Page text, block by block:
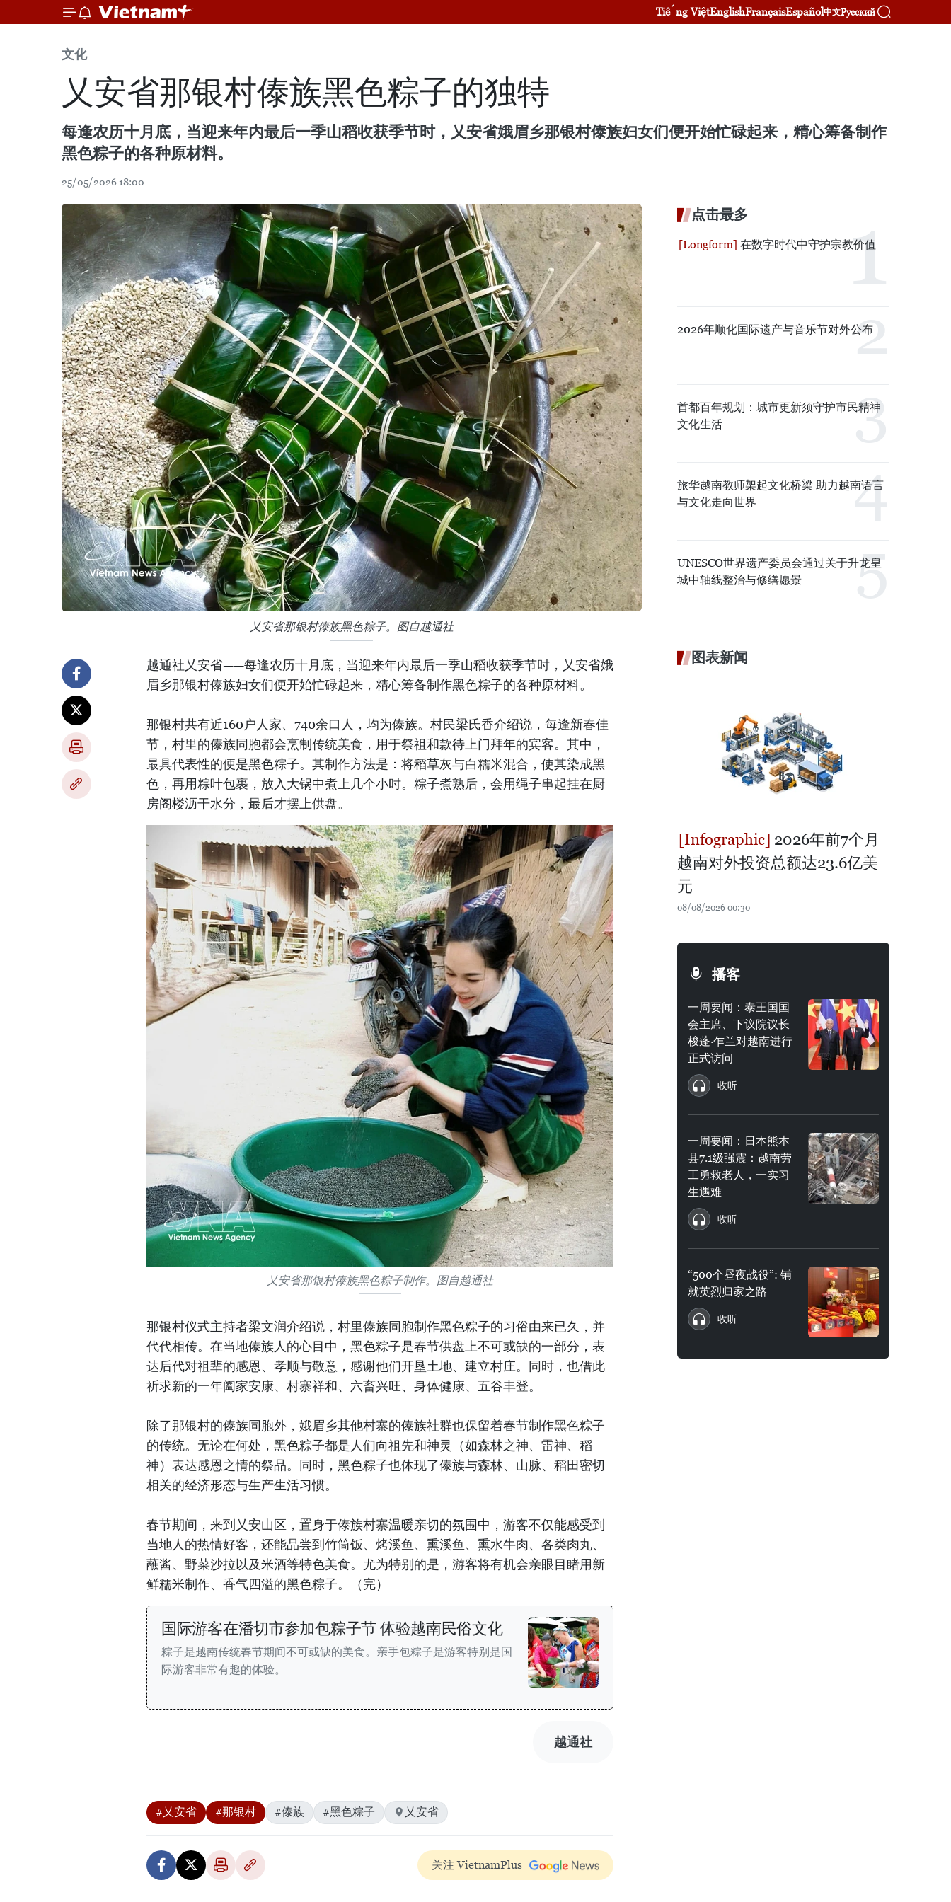
Tiếng ViệtEnglishFrançaisEspañol中文Русский
文化
乂安省那银村傣族黑色粽子的独特
每逢农历十月底，当迎来年内最后一季山稻收获季节时，乂安省娥眉乡那银村傣族妇女们便开始忙碌起来，精心筹备制作
黑色粽子的各种原材料。
25/05/2026 18:00
乂安省那银村傣族黑色粽子。图自越通社
越通社乂安省——每逢农历十月底，当迎来年内最后一季山稻收获季节时，乂安省娥
眉乡那银村傣族妇女们便开始忙碌起来，精心筹备制作黑色粽子的各种原材料。
那银村共有近160户人家、740余口人，均为傣族。村民梁氏香介绍说，每逢新春佳
节，村里的傣族同胞都会烹制传统美食，用于祭祖和款待上门拜年的宾客。其中，
最具代表性的便是黑色粽子。其制作方法是：将稻草灰与白糯米混合，使其染成黑
色，再用粽叶包裹，放入大锅中煮上几个小时。粽子煮熟后，会用绳子串起挂在厨
房阁楼沥干水分，最后才摆上供盘。
乂安省那银村傣族黑色粽子制作。图自越通社
那银村仪式主持者梁文润介绍说，村里傣族同胞制作黑色粽子的习俗由来已久，并
代代相传。在当地傣族人的心目中，黑色粽子是春节供盘上不可或缺的一部分，表
达后代对祖辈的感恩、孝顺与敬意，感谢他们开垦土地、建立村庄。同时，也借此
祈求新的一年阖家安康、村寨祥和、六畜兴旺、身体健康、五谷丰登。
除了那银村的傣族同胞外，娥眉乡其他村寨的傣族社群也保留着春节制作黑色粽子
的传统。无论在何处，黑色粽子都是人们向祖先和神灵（如森林之神、雷神、稻
神）表达感恩之情的祭品。同时，黑色粽子也体现了傣族与森林、山脉、稻田密切
相关的经济形态与生产生活习惯。
春节期间，来到乂安山区，置身于傣族村寨温暖亲切的氛围中，游客不仅能感受到
当地人的热情好客，还能品尝到竹筒饭、烤溪鱼、熏溪鱼、熏水牛肉、各类肉丸、
蘸酱、野菜沙拉以及米酒等特色美食。尤为特别的是，游客将有机会亲眼目睹用新
鲜糯米制作、香气四溢的黑色粽子。（完）
国际游客在潘切市参加包粽子节 体验越南民俗文化
粽子是越南传统春节期间不可或缺的美食。亲手包粽子是游客特别是国
际游客非常有趣的体验。
越通社
#乂安省 #那银村 #傣族 #黑色粽子 乂安省
关注 VietnamPlus
点击最多
在数字时代中守护宗教价值
2026年顺化国际遗产与音乐节对外公布
首都百年规划：城市更新须守护市民精神
文化生活
旅华越南教师架起文化桥梁 助力越南语言
与文化走向世界
UNESCO世界遗产委员会通过关于升龙皇
城中轴线整治与修缮愿景
图表新闻
2026年前7个月
越南对外投资总额达23.6亿美
元
08/08/2026 00:30
播客
一周要闻：泰王国国
会主席、下议院议长
梭蓬·乍兰对越南进行
正式访问
收听
一周要闻：日本熊本
县7.1级强震：越南劳
工勇救老人，一实习
生遇难
收听
“500个昼夜战役”: 铺
就英烈归家之路
收听